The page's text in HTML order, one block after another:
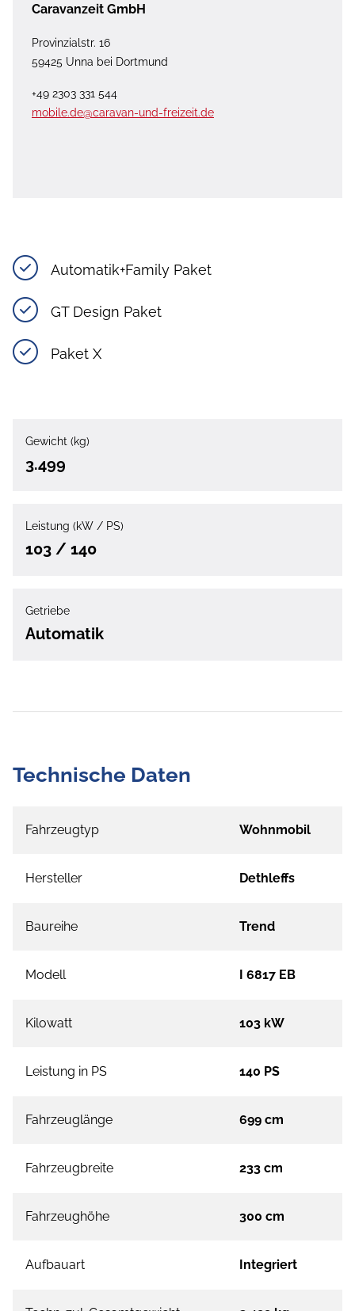
Caravanzeit GmbH
Provinzialstr. 16
59425 Unna bei Dortmund
+49 2303 331 544
mobile.de@caravan-und-freizeit.de
Automatik+Family Paket
GT Design Paket
Paket X
Gewicht (kg)
3.499
Leistung (kW / PS)
103 / 140
Getriebe
Automatik
Technische Daten
Fahrzeugtyp Wohnmobil
Hersteller Dethleffs
Baureihe Trend
Modell I 6817 EB
Kilowatt 103 kW
Leistung in PS 140 PS
Fahrzeuglänge 699 cm
Fahrzeugbreite 233 cm
Fahrzeughöhe 300 cm
Aufbauart Integriert